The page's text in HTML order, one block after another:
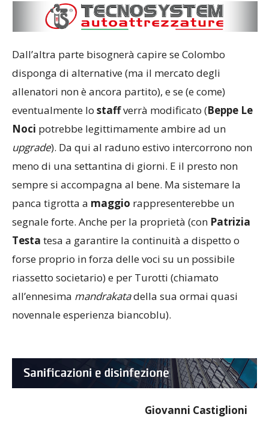
Dall’altra parte bisognerà capire se Colombo
disponga di alternative (ma il mercato degli
allenatori non è ancora partito), e se (e come)
eventualmente lo staffverrà modificato (Beppe Le
Noci potrebbe legittimamente ambire ad un
upgrade). Da qui al raduno estivo intercorrono non
meno di una settantina di giorni. E il presto non
sempre si accompagna al bene. Ma sistemare la
panca tigrotta a maggio rappresenterebbe un
segnale forte. Anche per la proprietà (con Patrizia
Testa tesa a garantire la continuità a dispetto o
forse proprio in forza delle voci su un possibile
riassetto societario) e per Turotti (chiamato
all’ennesima mandrakatadella sua ormai quasi
novennale esperienza biancoblu).
Giovanni Castiglioni